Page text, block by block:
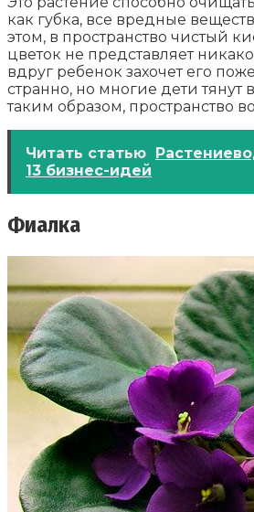
как губка, все вредные
этом, в пространство чистый
цветок не представляет
вдруг ребенок захочет его
странно, но многие дети тянут
таким образом, пространство
Читать статью
13 бизнес-идей
Фиалка